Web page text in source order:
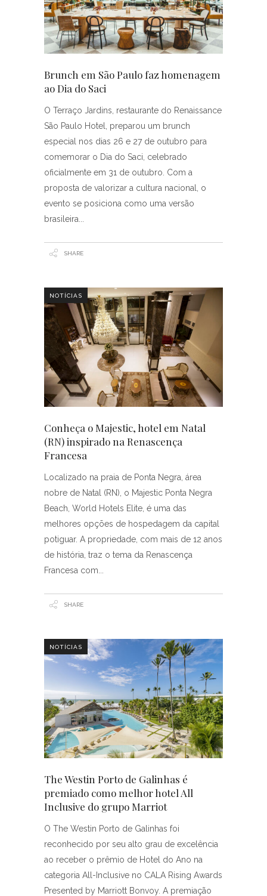
Brunch em São Paulo faz homenagem
ao Dia do Saci
O Terraço Jardins, restaurante do Renaissance
São Paulo Hotel, preparou um brunch
especial nos dias 26 e 27 de outubro para
comemorar o Dia do Saci, celebrado
oficialmente em 31 de outubro. Com a
proposta de valorizar a cultura nacional, o
evento se posiciona como uma versão
brasileira
SHARE
NOTÍCIAS
Conheça o Majestic, hotel em Natal
(RN) inspirado na Renascença
Francesa
Localizado na praia de Ponta Negra, área
nobre de Natal (RN), o Majestic Ponta Negra
Beach, World Hotels Elite, é uma das
melhores opções de hospedagem da capital
potiguar. A propriedade, com mais de 12 anos
de história, traz o tema da Renascença
Francesa com
SHARE
NOTÍCIAS
The Westin Porto de Galinhas é
premiado como melhor hotel All
Inclusive do grupo Marriot
O The Westin Porto de Galinhas foi
reconhecido por seu alto grau de excelência
ao receber o prêmio de Hotel do Ano na
categoria All-Inclusive no CALA Rising Awards
Presented by Marriott Bonvoy. A premiação